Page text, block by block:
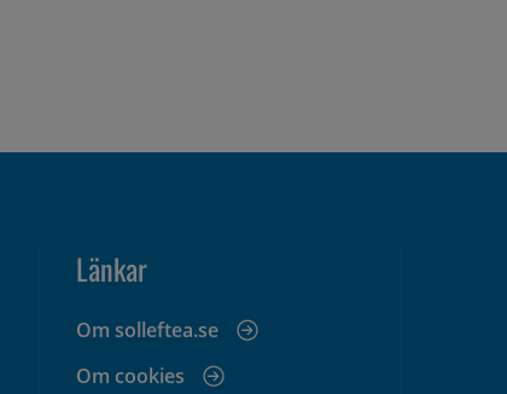
Länkar
Om solleftea.se
Om cookies